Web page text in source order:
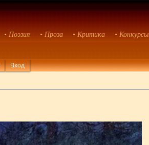
• Поэзия • Проза • Критика • Конкурсы
Вход